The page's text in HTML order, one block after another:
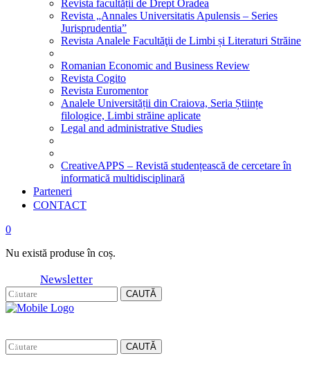
Revista facultății de Drept Oradea
Revista „Annales Universitatis Apulensis – Series
Jurisprudentia”
Revista Analele Facultăţii de Limbi și Literaturi Străine
Romanian Economic and Business Review
Revista Cogito
Revista Euromentor
Analele Universității din Craiova, Seria Științe
filologice, Limbi străine aplicate
Legal and administrative Studies
CreativeAPPS – Revistă studențească de cercetare în
informatică multidisciplinară
Parteneri
CONTACT
0
Nu există produse în coș.
Newsletter
CAUTĂ
CAUTĂ